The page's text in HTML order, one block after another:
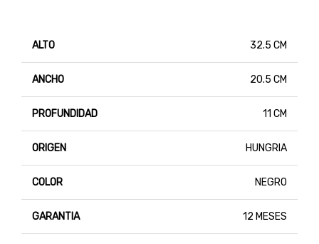
ALTO 32.5 CM
ANCHO 20.5 CM
PROFUNDIDAD 11 CM
ORIGEN HUNGRIA
COLOR NEGRO
GARANTIA 12 MESES